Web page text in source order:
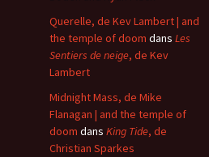
Querelle, de Kev Lambert | and
the temple of doom dans Les
Sentiers de neige, de Kev
Lambert
Midnight Mass, de Mike
Flanagan | and the temple of
doom dans King Tide, de
Christian Sparkes